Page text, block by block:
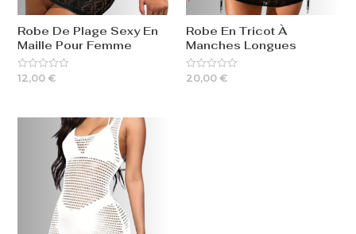
Robe De Plage Sexy En
Maille Pour Femme
Rated
12,00 €
Robe En Tricot À
Manches Longues
Rated
20,00 €